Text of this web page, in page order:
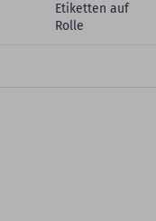
Etiketten auf
Rolle